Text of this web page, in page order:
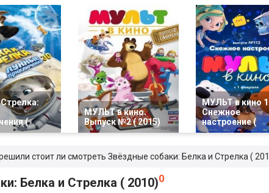
(
МУЛЬТ в кино.
Выпуск №2 ( 2015)
МУЛЬТ в кино
Снежное
настроение (
стоит ли смотреть Звёздные собаки: Белка и Стрелка (
Белка и Стрелка ( 2010)0